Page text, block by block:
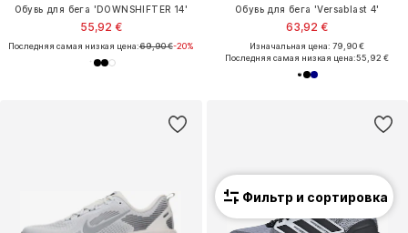
Обувь для бега 'DOWNSHIFTER 14'
55,92 €
Последняя самая низкая цена:69,90 €-20%
Обувь для бега 'Versablast 4'
63,92 €
Изначальная цена: 79,90 €
Последняя самая низкая цена:55,92 €
Фильтр и сортировка